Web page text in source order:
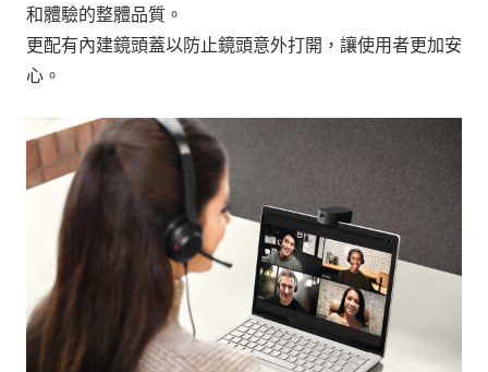
和體驗的整體品質。
更配有內建鏡頭蓋以防止鏡頭意外打開，讓使用者更加安
心。